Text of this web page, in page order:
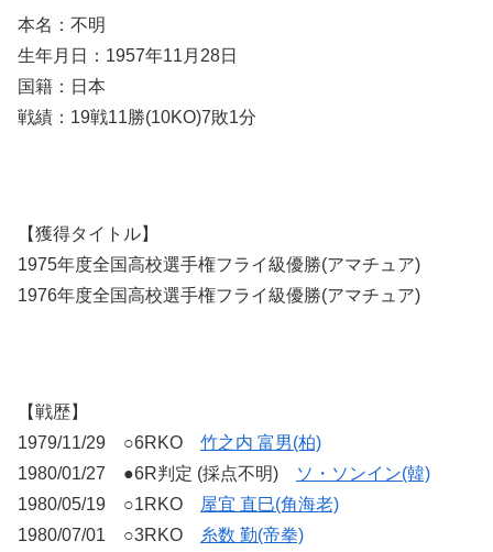
本名：不明
生年月日：1957年11月28日
国籍：日本
戦績：19戦11勝(10KO)7敗1分
【獲得タイトル】
1975年度全国高校選手権フライ級優勝(アマチュア)
1976年度全国高校選手権フライ級優勝(アマチュア)
【戦歴】
1979/11/29 ○6RKO 竹之内 富男(柏)
1980/01/27 ●6R判定 (採点不明)
ソ・ソンイン(韓)
1980/05/19 ○1RKO 屋宜 直巳(角海老)
1980/07/01 ○3RKO 糸数 勤(帝拳)